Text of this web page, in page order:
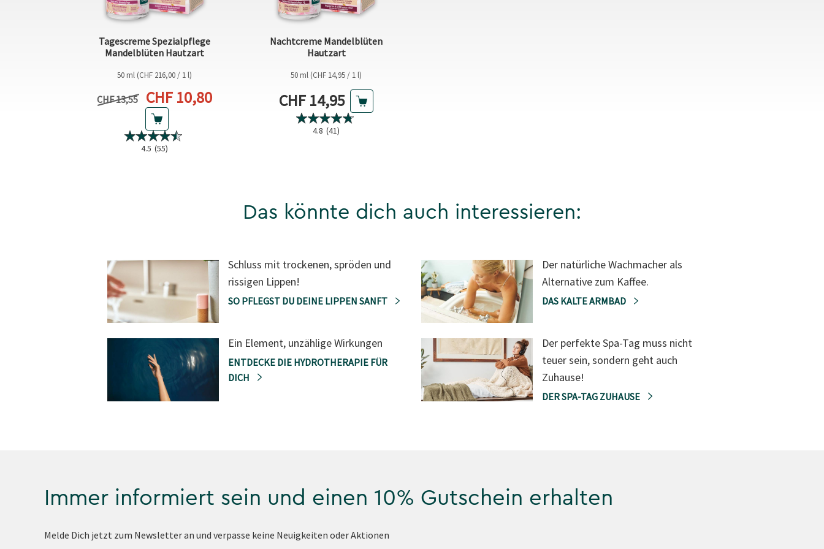
Tagescreme Spezialpflege
Mandelblüten Hautzart
50 ml (CHF 216,00 / 1 l)
Vorheriger Preis
CHF 13,55 Aktueller Preis
CHF 10,80
4.5 (55)
Nachtcreme Mandelblüten
Hautzart
50 ml (CHF 14,95 / 1 l)
Aktueller Preis
CHF 14,95
4.8 (41)
Das könnte dich auch interessieren:
Schluss mit trockenen, spröden und
rissigen Lippen!
SO PFLEGST DU DEINE LIPPEN SANFT
Der natürliche Wachmacher als
Alternative zum Kaffee.
DAS KALTE ARMBAD
Ein Element, unzählige Wirkungen
ENTDECKE DIE HYDROTHERAPIE FÜR
DICH
Der perfekte Spa-Tag muss nicht
teuer sein, sondern geht auch
Zuhause!
DER SPA-TAG ZUHAUSE
Immer informiert sein und einen 10% Gutschein erhalten
Melde Dich jetzt zum Newsletter an und verpasse keine Neuigkeiten oder Aktionen